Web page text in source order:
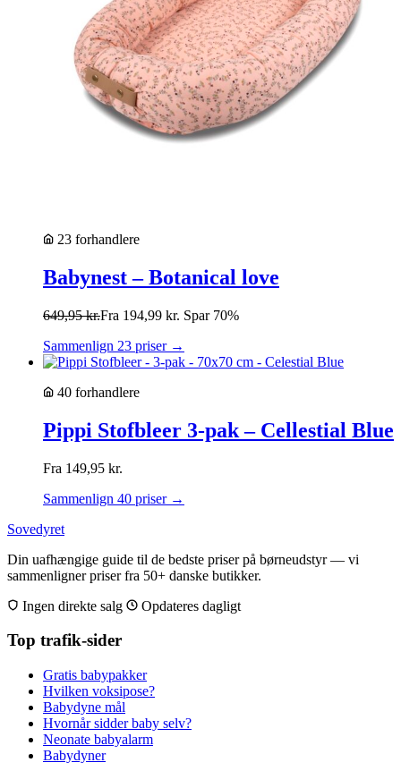
23 forhandlere
Babynest – Botanical love
649,95kr.Fra 194,99 kr. Spar 70%
Sammenlign 23 priser →
40 forhandlere
Pippi Stofbleer 3-pak – Cellestial Blue
Fra 149,95 kr.
Sammenlign 40 priser →
Sovedyret
Din uafhængige guide til de bedste priser på børneudstyr — vi
sammenligner priser fra 50+ danske butikker.
Ingen direkte salg
Opdateres dagligt
Top trafik-sider
Gratis babypakker
Hvilken voksipose?
Babydyne mål
Hvornår sidder baby selv?
Neonate babyalarm
Babydyner